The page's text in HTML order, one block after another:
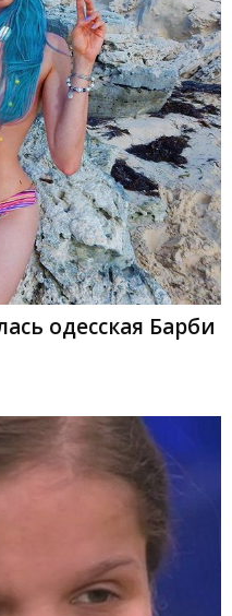
одесская Барби